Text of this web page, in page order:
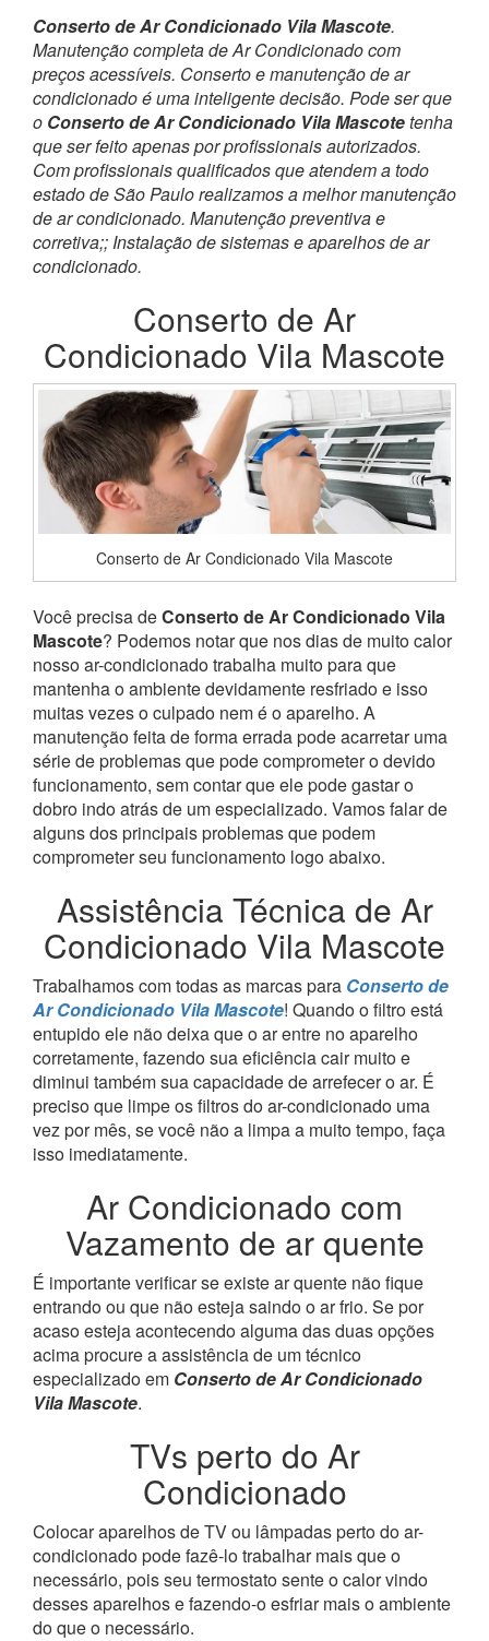
Conserto de Ar Condicionado Vila Mascote.
Manutenção completa de Ar Condicionado com
preços acessíveis. Conserto e manutenção de ar
condicionado é uma inteligente decisão. Pode ser que
o Conserto de Ar Condicionado Vila Mascotetenha
que ser feito apenas por profissionais autorizados.
Com profissionais qualificados que atendem a todo
estado de São Paulo realizamos a melhor manutenção
de ar condicionado. Manutenção preventiva e
corretiva;; Instalação de sistemas e aparelhos de ar
condicionado.
Conserto de Ar
Condicionado Vila Mascote
Conserto de Ar Condicionado Vila Mascote
Você precisa deConserto de Ar Condicionado Vila
Mascote? Podemos notar que nos dias de muito calor
nosso ar-condicionado trabalha muito para que
mantenha o ambiente devidamente resfriado e isso
muitas vezes o culpado nem é o aparelho. A
manutenção feita de forma errada pode acarretar uma
série de problemas que pode comprometer o devido
funcionamento, sem contar que ele pode gastar o
dobro indo atrás de um especializado. Vamos falar de
alguns dos principais problemas que podem
comprometer seu funcionamento logo abaixo.
Assistência Técnica de Ar
Condicionado Vila Mascote
Trabalhamos com todas as marcas para Conserto de
Ar Condicionado Vila Mascote! Quando o filtro está
entupido ele não deixa que o ar entre no aparelho
corretamente, fazendo sua eficiência cair muito e
diminui também sua capacidade de arrefecer o ar. É
preciso que limpe os filtros do ar-condicionado uma
vez por mês, se você não a limpa a muito tempo, faça
isso imediatamente.
Ar Condicionado com
Vazamento de ar quente
É importante verificar se existe ar quente não fique
entrando ou que não esteja saindo o ar frio. Se por
acaso esteja acontecendo alguma das duas opções
acima procure a assistência de um técnico
especializado em Conserto de Ar Condicionado
Vila Mascote.
TVs perto do Ar
Condicionado
Colocar aparelhos de TV ou lâmpadas perto do ar-
condicionado pode fazê-lo trabalhar mais que o
necessário, pois seu termostato sente o calor vindo
desses aparelhos e fazendo-o esfriar mais o ambiente
do que o necessário.